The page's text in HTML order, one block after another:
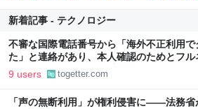
新着記事 - テクノロジー
不審な国際電話番号から「海外不正利用
た」と連絡があり、本人確認のためとフ
れたので、「ひろゆき氏」のものを伝える
9 users togetter.com
「声の無断利用」が権利侵害に――法務